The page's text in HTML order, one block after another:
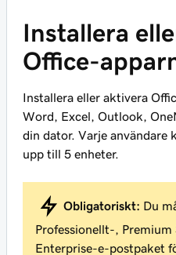
Installera
Office-
Installera eller aktivera
Word, Excel, Outlook,
din dator. Varje användare
upp till 5 enheter.
Obligatoriskt: Du
Professionellt-,
Enterprise-e-postpaket